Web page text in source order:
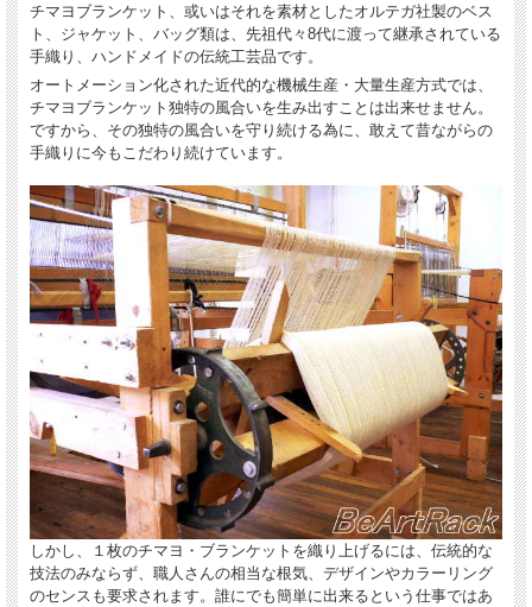
チマヨブランケット、或いはそれを素材としたオルテガ社製のベス
ト、ジャケット、バッグ類は、先祖代々8代に渡って継承されている
手織り、ハンドメイドの伝統工芸品です。
オートメーション化された近代的な機械生産・大量生産方式では、
チマヨブランケット独特の風合いを生み出すことは出来せません。
ですから、その独特の風合いを守り続ける為に、敢えて昔ながらの
手織りに今もこだわり続けています。
しかし、１枚のチマヨ・ブランケットを織り上げるには、伝統的な
技法のみならず、職人さんの相当な根気、デザインやカラーリング
のセンスも要求されます。誰にでも簡単に出来るという仕事ではあ